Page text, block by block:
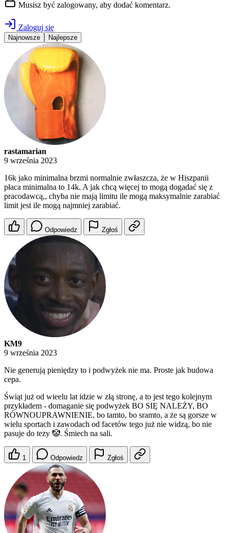
Musisz być zalogowany, aby dodać komentarz.
Zaloguj się
Najnowsze Najlepsze
rastamarian
9 września 2023
16k jako minimalna brzmi normalnie zwłaszcza, że w Hiszpanii
płaca minimalna to 14k. A jak chcą więcej to mogą dogadać się z
pracodawcą,, chyba nie mają limitu ile mogą maksymalnie zarabiać
limit jest ile mogą najmniej zarabiać.
Odpowiedz Zgłoś
KM9
9 września 2023
Nie generują pieniędzy to i podwyżek nie ma. Proste jak budowa
cepa.
Świąt już od wieelu lat idzie w złą stronę, a to jest tego kolejnym
przykładem - domaganie się podwyżek BO SIĘ NALEŻY, BO
RÓWNOUPRAWNIENIE, bo tamto, bo sramto, a że są gorsze w
wielu sportach i zawodach od facetów tego już nie widzą, bo nie
pasuje do tezy 🤡. Śmiech na sali.
1 Odpowiedz Zgłoś